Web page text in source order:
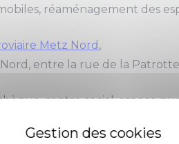
réaménagement des
Metz Nord ,
entre la rue de la
centre social-espace